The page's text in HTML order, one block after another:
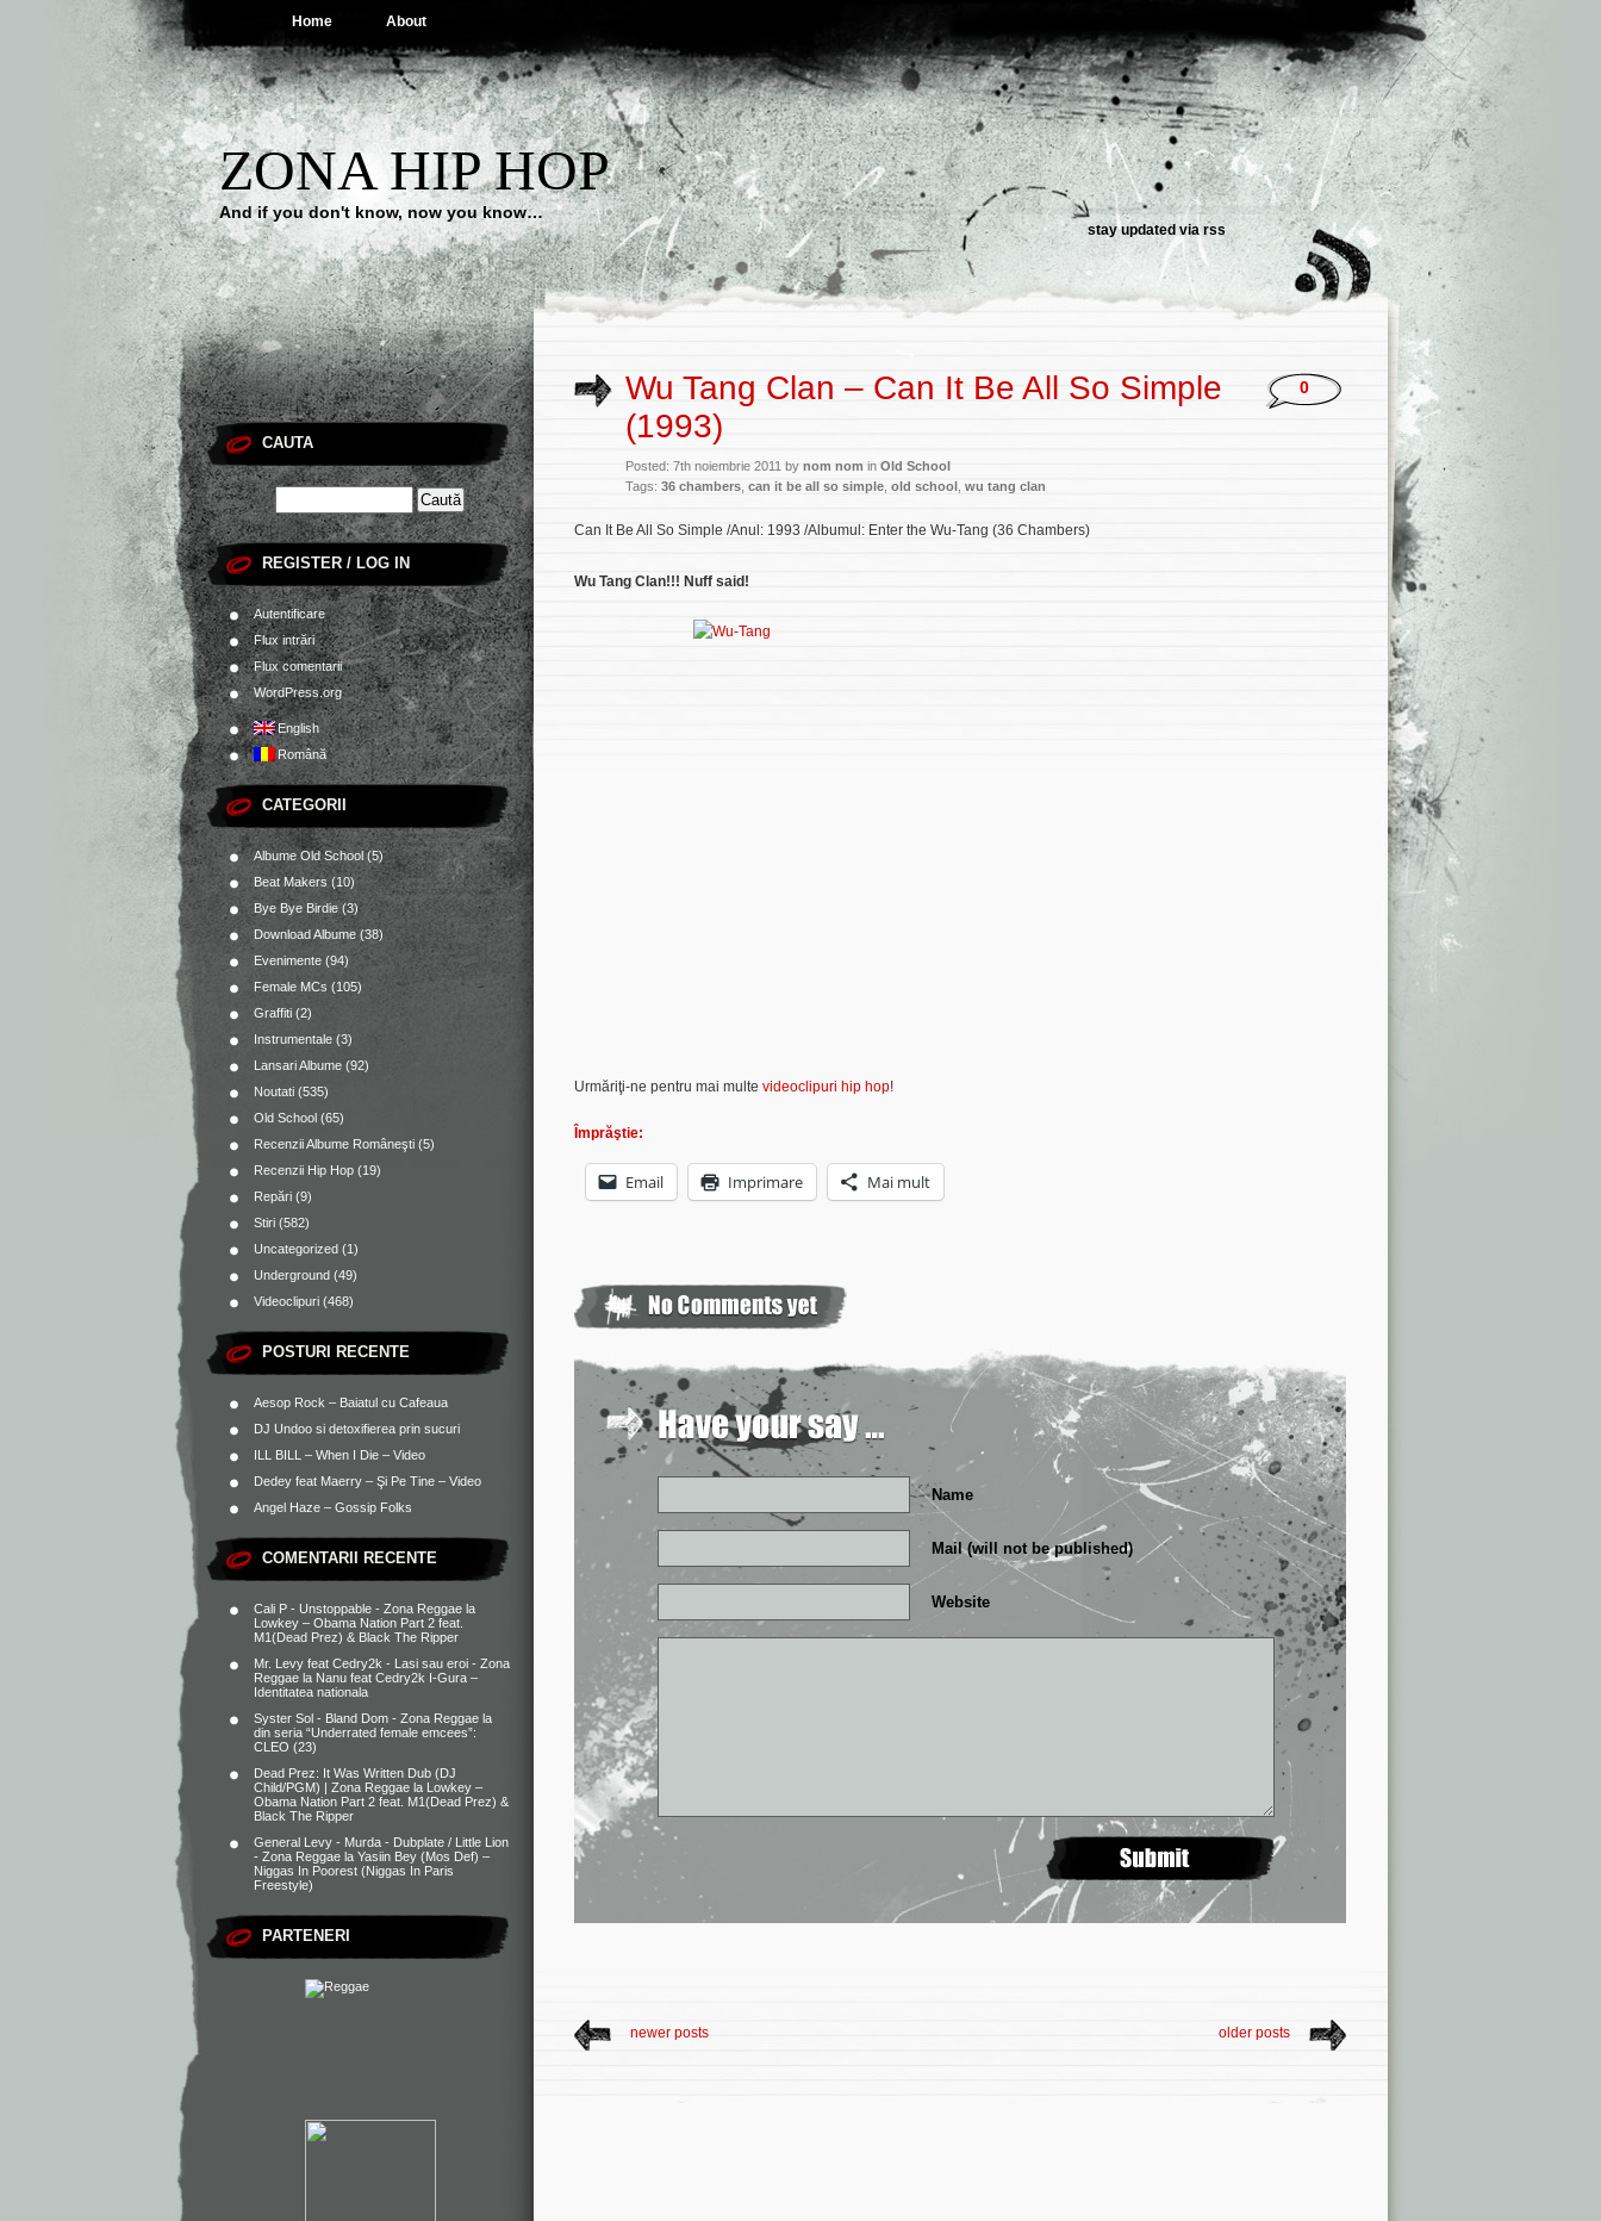
Home About
ZONA HIP HOP
And if you don't know, now you know…
stay updated viarss
CAUTA
REGISTER / LOG IN
Autentificare
Flux intrări
Flux comentarii
WordPress.org
English
Română
CATEGORII
Albume Old School(5)
Beat Makers(10)
Bye Bye Birdie(3)
Download Albume (38)
Evenimente (94)
Female MCs (105)
Graffiti (2)
Instrumentale (3)
Lansari Albume (92)
Noutati (535)
Old School (65)
Recenzii Albume Româneşti (5)
Recenzii Hip Hop (19)
Repări (9)
Stiri (582)
Uncategorized (1)
Underground (49)
Videoclipuri (468)
POSTURI RECENTE
Aesop Rock – Baiatul cu Cafeaua
DJ Undoo si detoxifierea prin sucuri
ILL BILL – When I Die – Video
Dedey feat Maerry – Şi Pe Tine – Video
Angel Haze – Gossip Folks
COMENTARII RECENTE
Cali P - Unstoppable - Zona Reggae la
Lowkey – Obama Nation Part 2 feat.
M1(Dead Prez) & Black The Ripper
Mr. Levy feat Cedry2k - Lasi sau eroi - Zona
Reggae la Nanu feat Cedry2k I-Gura –
Identitatea nationala
Syster Sol - Bland Dom - Zona Reggae la
din seria “Underrated female emcees”:
CLEO (23)
Dead Prez: It Was Written Dub (DJ
Child/PGM) | Zona Reggae la Lowkey –
Obama Nation Part 2 feat. M1(Dead Prez) &
Black The Ripper
General Levy - Murda - Dubplate / Little Lion
- Zona Reggae la Yasiin Bey (Mos Def) –
Niggas In Poorest (Niggas In Paris
Freestyle)
PARTENERI
Wu Tang Clan – Can It Be All So Simple
(1993)
Posted: 7th noiembrie 2011 by nom nom in Old School
Tags: 36 chambers can it be all so simple old school wu tang clan
0
Can It Be All So Simple /Anul: 1993 /Albumul: Enter the Wu-Tang (36 Chambers)
Wu Tang Clan!!! Nuff said!
Urmăriţi-ne pentru mai multe videoclipuri hip hop!
Împrăştie:
Email Imprimare Mai mult
Name
Mail (will not be published)
Website
newer posts older posts